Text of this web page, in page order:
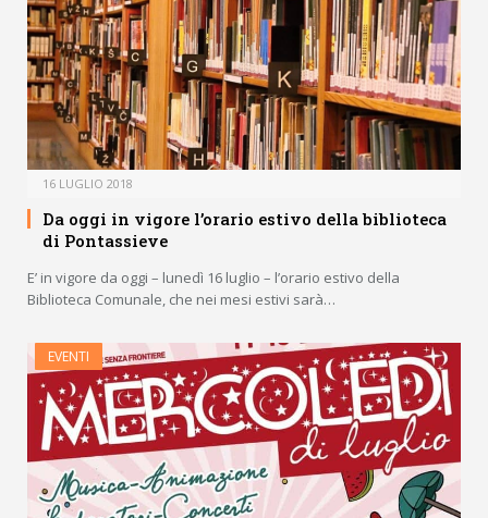
16 LUGLIO 2018
Da oggi in vigore l’orario estivo della biblioteca
di Pontassieve
E’ in vigore da oggi – lunedì 16 luglio – l’orario estivo della
Biblioteca Comunale, che nei mesi estivi sarà…
EVENTI